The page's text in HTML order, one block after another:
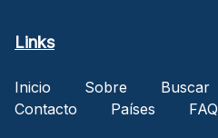
Links
Inicio Sobre Buscar
Contacto
Países FAQ